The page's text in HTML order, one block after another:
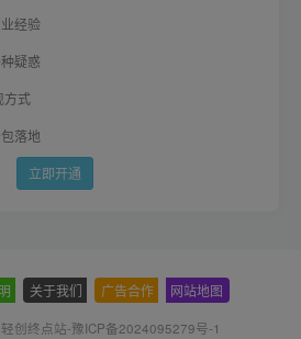
经验
疑惑
方式
落地
立即开通
关于我们 广告合作 网站地图
轻创终点站-豫ICP备2024095279号-1